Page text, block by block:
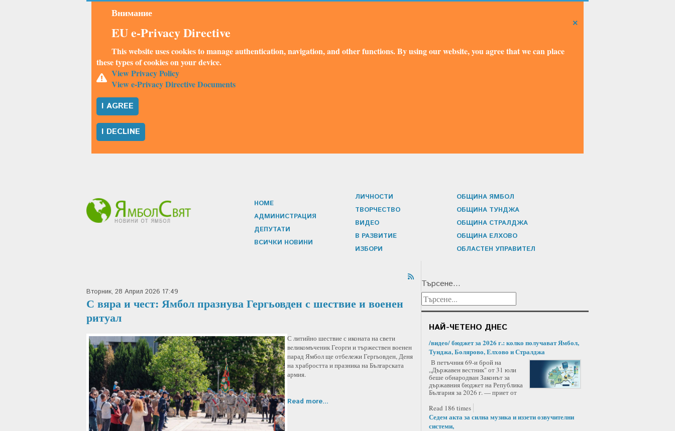
×
Внимание
EU e-Privacy Directive
This website uses cookies to manage authentication, navigation, and other functions. By using our website, you agree that we can place
these types of cookies on your device.
View Privacy Policy
View e-Privacy Directive Documents
I AGREE
I DECLINE
HOME
АДМИНИСТРАЦИЯ
ДЕПУТАТИ
ВСИЧКИ НОВИНИ
ЛИЧНОСТИ
ТВОРЧЕСТВО
ВИДЕО
В РАЗВИТИЕ
ИЗБОРИ
ОБЩИНА ЯМБОЛ
ОБЩИНА ТУНДЖА
ОБЩИНА СТРАЛДЖА
ОБЩИНА ЕЛХОВО
ОБЛАСТЕН УПРАВИТЕЛ
Вторник, 28 Април 2026 17:49
С вяра и чест: Ямбол празнува Гергьовден с шествие и военен
ритуал
С литийно шествие с иконата на свети
великомъченик Георги и тържествен военен
парад Ямбол ще отбележи Гергьовден, Деня
на храбростта и празника на Българската
армия.
Read more...
Търсене...
НАЙ-ЧЕТЕНО ДНЕС
/видео/ бюджет за 2026 г.: колко получават Ямбол,
Тунджа, Болярово, Елхово и Стралджа
В петъчния 69-и брой на
„Държавен вестник" от 31 юли
беше обнародван Законът за
държавния бюджет на Република
България за 2026 г. — приет от
Read 186 times
Седем акта за силна музика и иззети озвучителни
системи,